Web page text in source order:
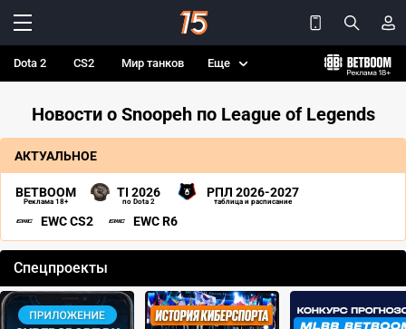
Dota 2 CS2 Мир танков Еще
Новости о Snoopeh по League of Legends
АКТУАЛЬНОЕ
BETBOOM
Реклама 18+
TI 2026
по Dota 2
РПЛ 2026-2027
таблица и расписание
EWC CS2 EWC R6
Спецпроекты